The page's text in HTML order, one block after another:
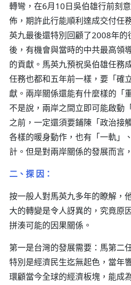
轉彎，在6月10日吳伯雄行前刻
佈，期許此行能順利達成交付任
英九最後還特別回顧了2008年
後，有機會與當時的中共最高領
的貢獻。馬英九預祝吳伯雄任務
任務也都和五年前一樣，要「確
獻。兩岸關係還能有什麼樣的「
不是說，兩岸之間立即可能啟動
之前，一定還須要鋪陳「政治接
各樣的暖身動作，也有「一軌」
計。但是對兩岸關係的發展而言
二、探 因：
按一般人對馬英九多年的瞭解，
大的轉變是令人訝異的，究竟原
拼湊可能的因果關係。
第一是台灣的發展需要：馬第二
特別是經濟民生迄無起色，當年
環顧當今全球的經濟板塊，能成